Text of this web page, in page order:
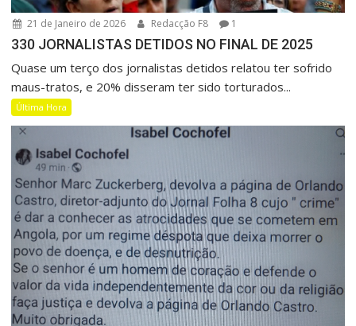
21 de Janeiro de 2026 Redacção F8 1
330 JORNALISTAS DETIDOS NO FINAL DE 2025
Quase um terço dos jornalistas detidos relatou ter sofrido
maus-tratos, e 20% disseram ter sido torturados...
Última Hora